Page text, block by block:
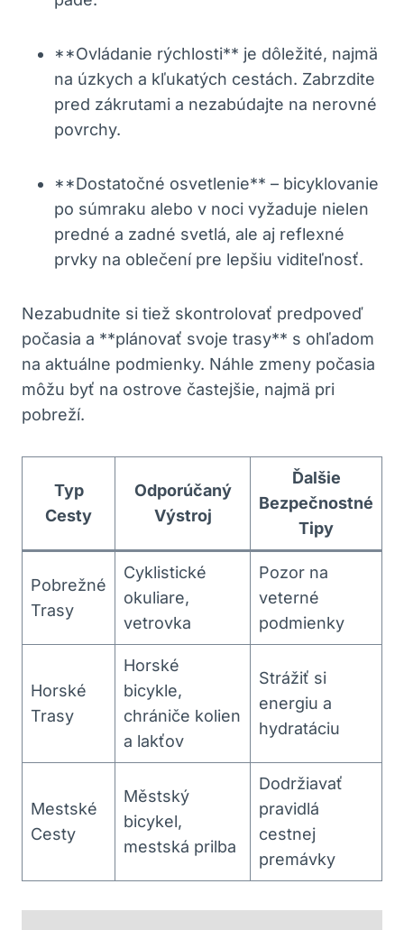
**Ovládanie rýchlosti** je dôležité, najmä
na úzkych a kľukatých cestách. Zabrzdite
pred zákrutami a nezabúdajte na nerovné
povrchy.
**Dostatočné osvetlenie** – bicyklovanie
po súmraku alebo v noci vyžaduje nielen
predné a zadné svetlá, ale aj reflexné
prvky na oblečení pre lepšiu viditeľnosť.
Nezabudnite si tiež skontrolovať predpoveď
počasia a **plánovať svoje trasy** s ohľadom
na aktuálne podmienky. Náhle zmeny počasia
môžu byť na ostrove častejšie, najmä pri
pobreží.
Typ
Cesty
Odporúčaný
Výstroj
Ďalšie
Bezpečnostné
Tipy
Pobrežné
Trasy
Cyklistické
okuliare,
vetrovka
Pozor na
veterné
podmienky
Horské
Trasy
Horské
bicykle,
chrániče kolien
a lakťov
Strážiť si
energiu a
hydratáciu
Mestské
Cesty
Městský
bicykel,
mestská prilba
Dodržiavať
pravidlá
cestnej
premávky